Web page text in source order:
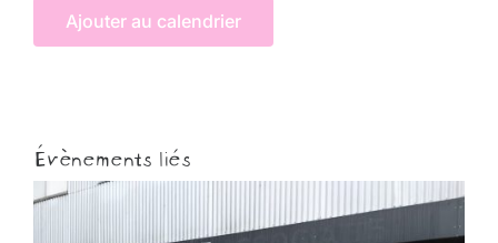
Ajouter au calendrier
Évènements liés